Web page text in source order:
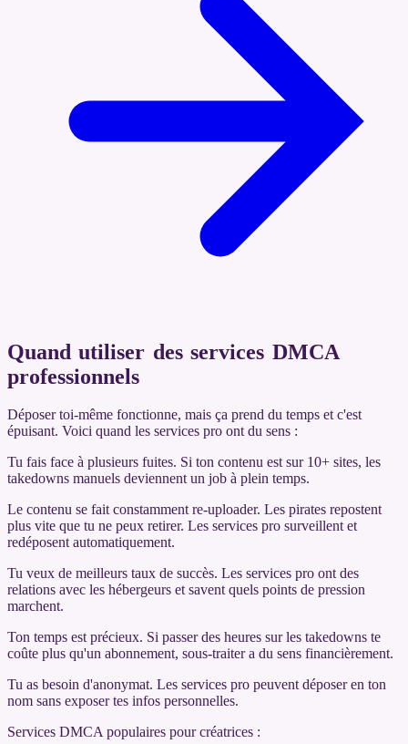
Quand utiliser des services DMCA
professionnels
Déposer toi-même fonctionne, mais ça prend du temps et c'est
épuisant. Voici quand les services pro ont du sens :
Tu fais face à plusieurs fuites. Si ton contenu est sur 10+ sites, les
takedowns manuels deviennent un job à plein temps.
Le contenu se fait constamment re-uploader. Les pirates repostent
plus vite que tu ne peux retirer. Les services pro surveillent et
redéposent automatiquement.
Tu veux de meilleurs taux de succès. Les services pro ont des
relations avec les hébergeurs et savent quels points de pression
marchent.
Ton temps est précieux. Si passer des heures sur les takedowns te
coûte plus qu'un abonnement, sous-traiter a du sens financièrement.
Tu as besoin d'anonymat. Les services pro peuvent déposer en ton
nom sans exposer tes infos personnelles.
Services DMCA populaires pour créatrices :